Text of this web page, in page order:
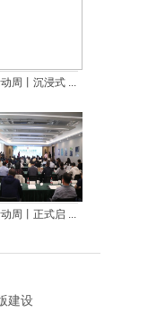
周丨沉浸式 ...
周丨正式启 ...
建设